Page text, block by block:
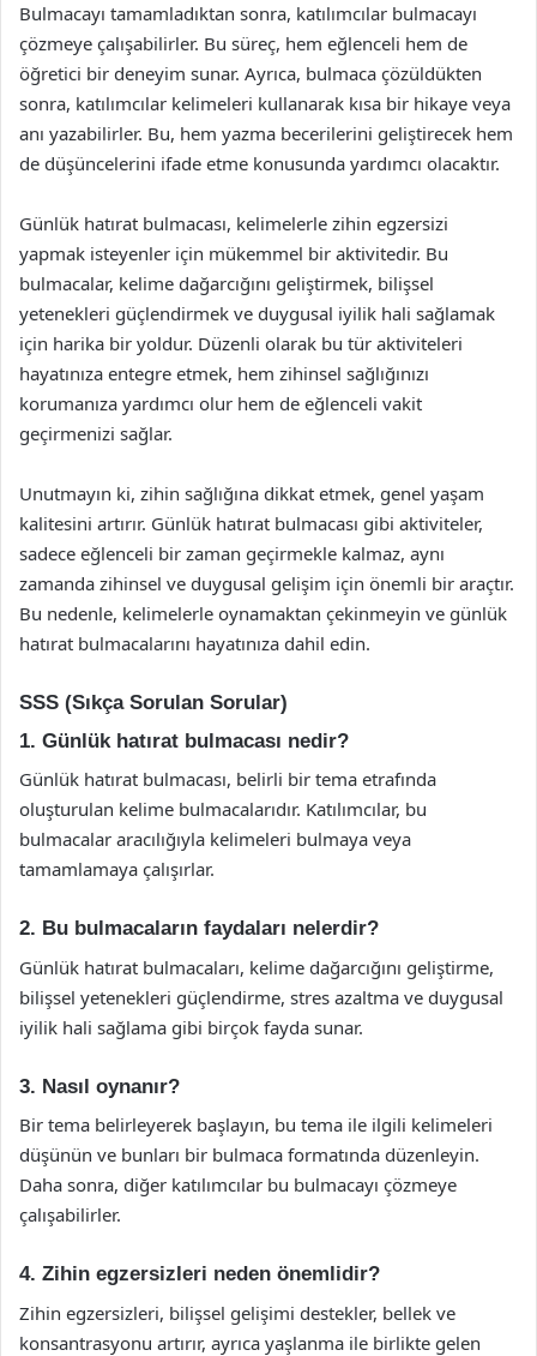
Bulmacayı tamamladıktan sonra, katılımcılar bulmacayı
çözmeye çalışabilirler. Bu süreç, hem eğlenceli hem de
öğretici bir deneyim sunar. Ayrıca, bulmaca çözüldükten
sonra, katılımcılar kelimeleri kullanarak kısa bir hikaye veya
anı yazabilirler. Bu, hem yazma becerilerini geliştirecek hem
de düşüncelerini ifade etme konusunda yardımcı olacaktır.
Günlük hatırat bulmacası, kelimelerle zihin egzersizi
yapmak isteyenler için mükemmel bir aktivitedir. Bu
bulmacalar, kelime dağarcığını geliştirmek, bilişsel
yetenekleri güçlendirmek ve duygusal iyilik hali sağlamak
için harika bir yoldur. Düzenli olarak bu tür aktiviteleri
hayatınıza entegre etmek, hem zihinsel sağlığınızı
korumanıza yardımcı olur hem de eğlenceli vakit
geçirmenizi sağlar.
Unutmayın ki, zihin sağlığına dikkat etmek, genel yaşam
kalitesini artırır. Günlük hatırat bulmacası gibi aktiviteler,
sadece eğlenceli bir zaman geçirmekle kalmaz, aynı
zamanda zihinsel ve duygusal gelişim için önemli bir araçtır.
Bu nedenle, kelimelerle oynamaktan çekinmeyin ve günlük
hatırat bulmacalarını hayatınıza dahil edin.
SSS (Sıkça Sorulan Sorular)
1. Günlük hatırat bulmacası nedir?
Günlük hatırat bulmacası, belirli bir tema etrafında
oluşturulan kelime bulmacalarıdır. Katılımcılar, bu
bulmacalar aracılığıyla kelimeleri bulmaya veya
tamamlamaya çalışırlar.
2. Bu bulmacaların faydaları nelerdir?
Günlük hatırat bulmacaları, kelime dağarcığını geliştirme,
bilişsel yetenekleri güçlendirme, stres azaltma ve duygusal
iyilik hali sağlama gibi birçok fayda sunar.
3. Nasıl oynanır?
Bir tema belirleyerek başlayın, bu tema ile ilgili kelimeleri
düşünün ve bunları bir bulmaca formatında düzenleyin.
Daha sonra, diğer katılımcılar bu bulmacayı çözmeye
çalışabilirler.
4. Zihin egzersizleri neden önemlidir?
Zihin egzersizleri, bilişsel gelişimi destekler, bellek ve
konsantrasyonu artırır, ayrıca yaşlanma ile birlikte gelen